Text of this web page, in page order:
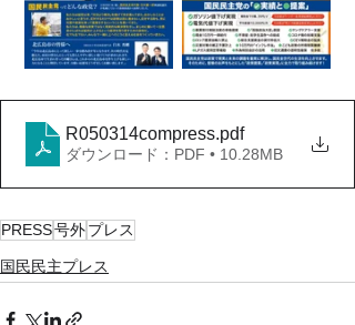
R050314compress.pdf
ダウンロード：PDF • 10.28MB
PRESS号外プレス
国民民主プレス